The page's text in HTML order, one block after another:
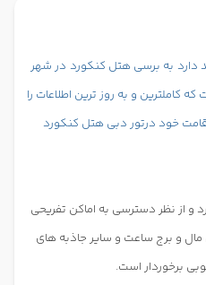
دارد به برسی هتل کنکورد در شهر
کاملترین و به روز ترین اطلاعات را
خود درتور دبی هتل کنکورد
و از نظر دسترسی به اماکن تفریحی
و برج ساعت و سایر جاذبه های
برخوردار است.